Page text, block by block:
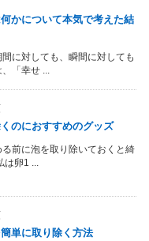
何かについて本気で考えた結
間に対しても、瞬間に対しても
「幸せ ...
のにおすすめのグッズ
前に泡を取り除いておくと綺
は卵1 ...
単に取り除く方法